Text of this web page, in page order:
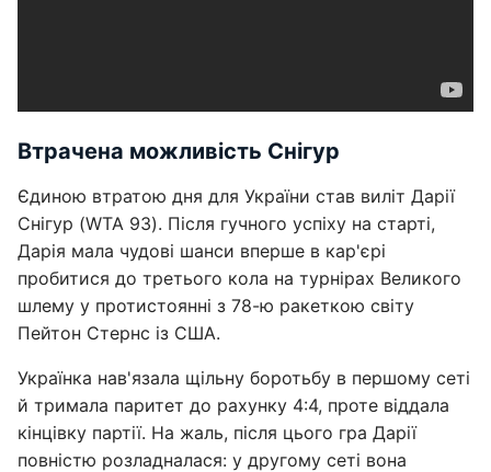
Втрачена можливість Снігур
Єдиною втратою дня для України став виліт Дарії
Снігур (WTA 93). Після гучного успіху на старті,
Дарія мала чудові шанси вперше в кар'єрі
пробитися до третього кола на турнірах Великого
шлему у протистоянні з 78-ю ракеткою світу
Пейтон Стернс із США.
Українка нав'язала щільну боротьбу в першому сеті
й тримала паритет до рахунку 4:4, проте віддала
кінцівку партії. На жаль, після цього гра Дарії
повністю розладналася: у другому сеті вона